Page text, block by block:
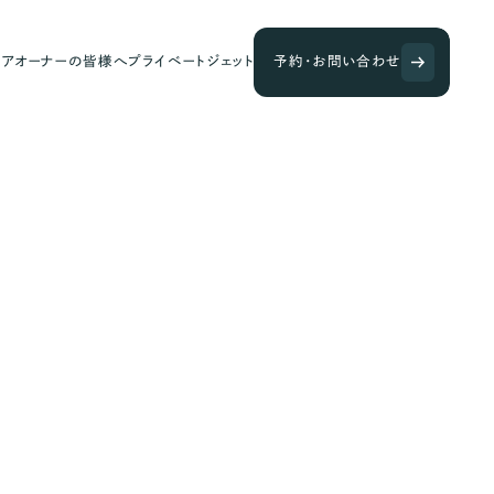
アオーナーの皆様へプライベートジェット 予約・お問い合わせ